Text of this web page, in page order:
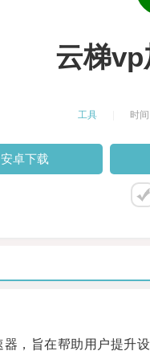
云梯vp
工具 时
安卓下载
旨在帮助用户提升设